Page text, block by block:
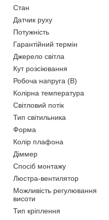
Стан
Датчик руху
Потужність
Гарантійний термін
Джерело світла
Кут розсіювання
Робоча напруга (В)
Колірна температура
Світловий потік
Тип світильника
Форма
Колір плафона
Діммер
Спосіб монтажу
Люстра-вентилятор
Можливість регулювання
висоти
Тип кріплення